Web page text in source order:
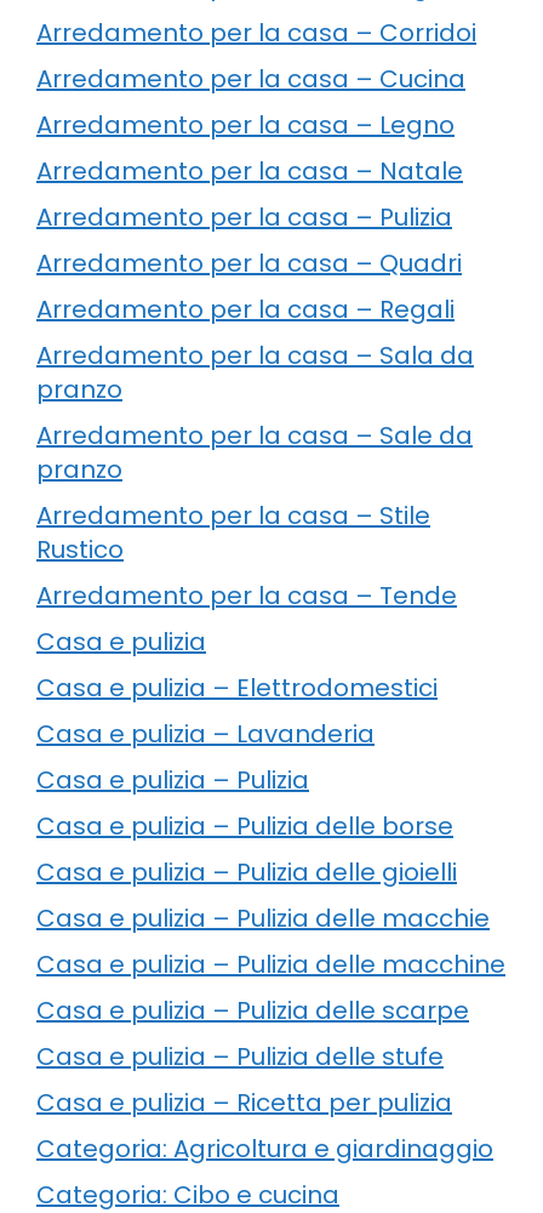
Arredamento per la casa – Corridoi
Arredamento per la casa – Cucina
Arredamento per la casa – Legno
Arredamento per la casa – Natale
Arredamento per la casa – Pulizia
Arredamento per la casa – Quadri
Arredamento per la casa – Regali
Arredamento per la casa – Sala da
pranzo
Arredamento per la casa – Sale da
pranzo
Arredamento per la casa – Stile
Rustico
Arredamento per la casa – Tende
Casa e pulizia
Casa e pulizia – Elettrodomestici
Casa e pulizia – Lavanderia
Casa e pulizia – Pulizia
Casa e pulizia – Pulizia delle borse
Casa e pulizia – Pulizia delle gioielli
Casa e pulizia – Pulizia delle macchie
Casa e pulizia – Pulizia delle macchine
Casa e pulizia – Pulizia delle scarpe
Casa e pulizia – Pulizia delle stufe
Casa e pulizia – Ricetta per pulizia
Categoria: Agricoltura e giardinaggio
Categoria: Cibo e cucina